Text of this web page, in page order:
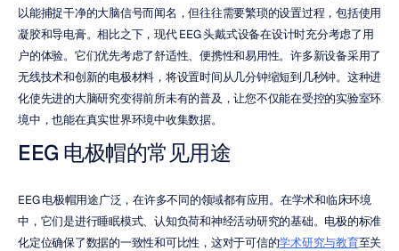
以能捕捉干净的大脑信号而闻名，但往往需要繁琐的设置过程，包括使用
凝胶和导电膏。相比之下，现代 EEG 头戴式设备在设计时充分考虑了用
户的体验。它们优先考虑了舒适性、便携性和易用性。许多新设备采用了
无线技术和创新的电极材料，将设置时间从几分钟缩短到几秒钟。这种进
化使先进的大脑研究变得前所未有的普及，让您不仅能在受控的实验室环
境中，也能在真实世界环境中收集数据。
EEG 电极帽的常见用途
EEG 电极帽用途广泛，在许多不同的领域都有应用。在学术和临床环境
中，它们是进行睡眠模式、认知负荷和神经活动研究的基础。电极的标准
化定位确保了数据的一致性和可比性，这对于可信的学术研究与教育至关